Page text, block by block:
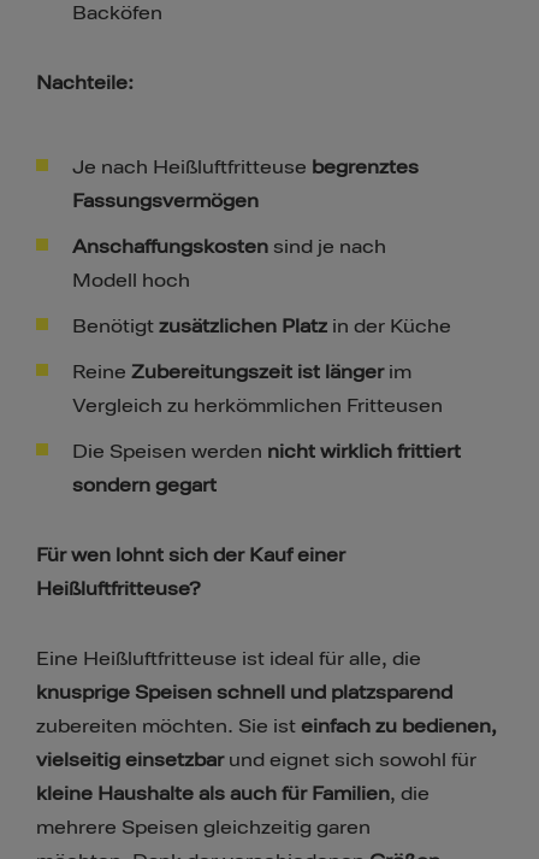
Backöfen
Nachteile:
Je nach Heißluftfritteuse begrenztes
Fassungsvermögen
Anschaffungskosten sind je nach
Modell hoch
Benötigt zusätzlichen Platz in der Küche
Reine Zubereitungszeit ist längerim
Vergleich zu herkömmlichen Fritteusen
Die Speisen werden nicht wirklich frittiert
sondern gegart
Für wen lohnt sich der Kauf einer
Heißluftfritteuse?
Eine Heißluftfritteuse ist ideal für alle, die
knusprige Speisen schnell und platzsparend
zubereiten möchten. Sie ist einfach zu bedienen,
vielseitig einsetzbarund eignet sich sowohl für
kleine Haushalte als auch für Familien, die
mehrere Speisen gleichzeitig garen